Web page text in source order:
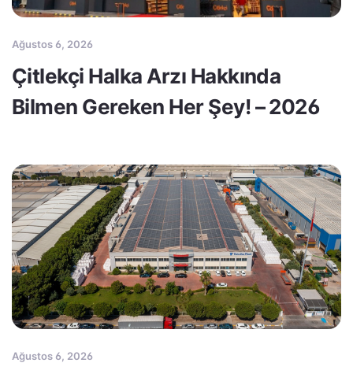
Ağustos 6, 2026
Çitlekçi Halka Arzı Hakkında
Bilmen Gereken Her Şey! – 2026
Ağustos 6, 2026